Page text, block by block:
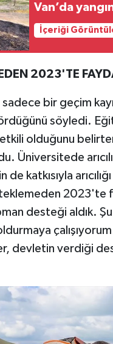
Van’da
İçeriği
2023'TE
sadece bir geçim
söyledi.
olduğunu
Üniversitede
de katkısıyla
2023'te
desteği aldık. Şu
devletin verdiği